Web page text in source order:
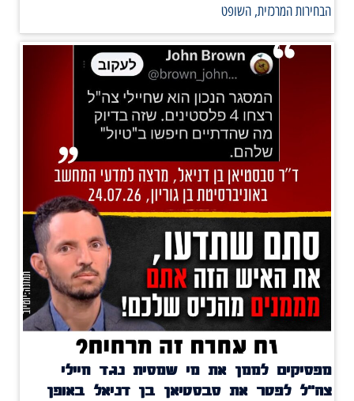
הבחירות המרכזית, השופט
מפסיקים לממן את מי שמסית נגד חיילי
צה"ל לפטר את סבסטיאן בן דניאל באופן